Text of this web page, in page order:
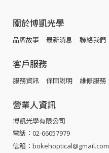
關於博凱光學
品牌故事 最新消息 聯絡我們
客戶服務
服務資訊 保固說明 維修服務
營業人資訊
博凱光學有限公司
電話：02-66057979
信箱：bokehoptical@gmail.com